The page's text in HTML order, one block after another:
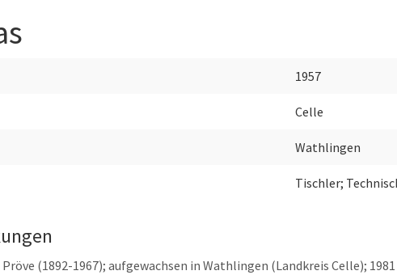
1957
Celle
Wathlingen
Tischler;
Pröve (1892-1967); aufgewachsen in Wathlingen (Landkreis Celle);